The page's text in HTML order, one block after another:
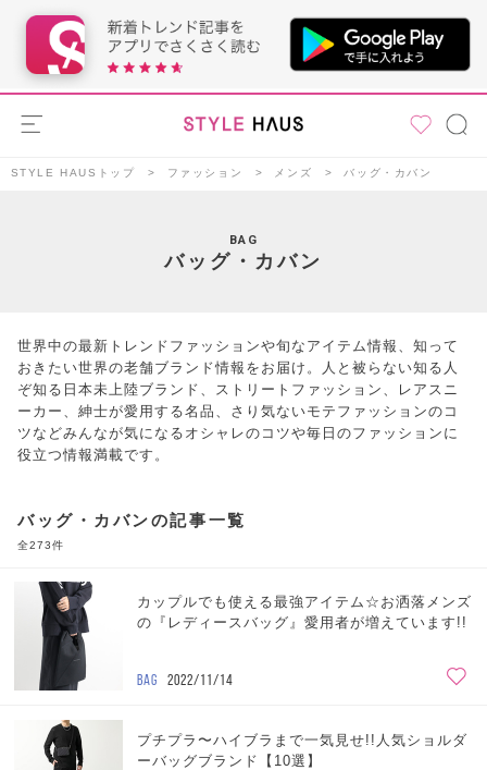
STYLE HAUSトップ ファッション メンズ バッグ・カバン
BAG
バッグ・カバン
世界中の最新トレンドファッションや旬なアイテム情報、知って
おきたい世界の老舗ブランド情報をお届け。人と被らない知る人
ぞ知る日本未上陸ブランド、ストリートファッション、レアスニ
ーカー、紳士が愛用する名品、さり気ないモテファッションのコ
ツなどみんなが気になるオシャレのコツや毎日のファッションに
役立つ情報満載です。
バッグ・カバンの記事一覧
全273件
カップルでも使える最強アイテム☆お洒落メンズ
の『レディースバッグ』愛用者が増えています!!
BAG 2022/11/14
プチプラ〜ハイブラまで一気見せ!!人気ショルダ
ーバッグブランド【10選】